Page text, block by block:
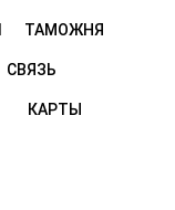
ТАМОЖНЯ
СВЯЗЬ
КАРТЫ